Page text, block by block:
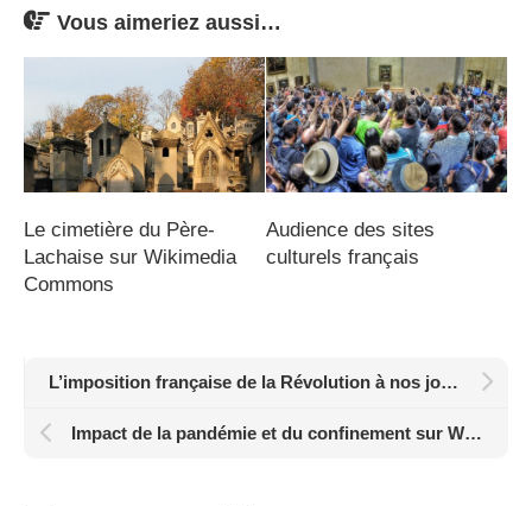
Vous aimeriez aussi…
Le cimetière du Père-
Lachaise sur Wikimedia
Commons
Audience des sites
culturels français
L’imposition française de la Révolution à nos jours sur Wikidata
Impact de la pandémie et du confinement sur Wikipédia (II)